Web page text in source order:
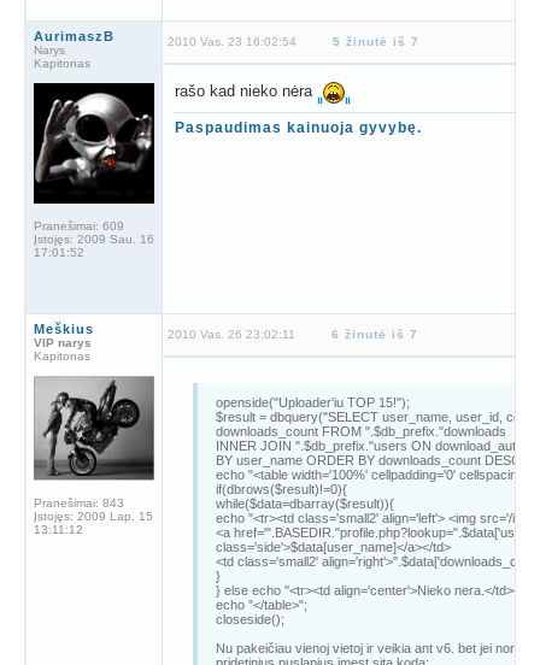
}
".$db_prefix."downloads ADD
SMALLINT(5) NOT NULL AFTER
if ($result) {
echo "Kuriamas antrasis laukas...
Sukurtas<br><br>";
jai reiks pagalbos jo skype : skermis
AurimaszB
Narys
Kapitonas
Pranešimai: 609
Įstojęs: 2009 Sau. 16
17:01:52
2010 Vas. 23 16:02:54 5 žinutė iš 7
rašo kad nieko nėra
Paspaudimas kainuoja gyvybę.
Meškius
VIP narys
Kapitonas
Pranešimai: 843
Įstojęs: 2009 Lap. 15
13:11:12
2010 Vas. 26 23:02:11 6 žinutė iš 7
openside("Uploader'iu TOP 15!");
$result = dbquery("SELECT user_name, user_id,
downloads_count FROM ".$db_prefix."downloads
INNER JOIN ".$db_prefix."users ON
BY user_name ORDER BY downloads_count DESC
echo "<table width='100%' cellpadding='0'
if(dbrows($result)!=0){
while($data=dbarray($result)){
echo "<tr><td class='small2' align='left'> <img src='/
<a
class='side'>$data[user_name]</a></td>
<td class='small2'
}
} else echo "<tr><td align='center'>Nieko nera.</td></
echo "</table>";
closeside();
Nu pakeičiau vienoj vietoj ir veikia ant v6. bet jei noresi